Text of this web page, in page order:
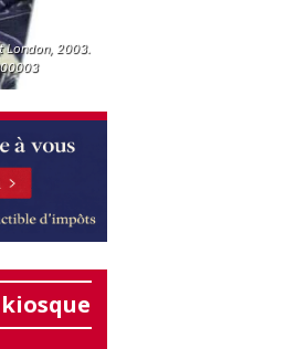
London, 2003.